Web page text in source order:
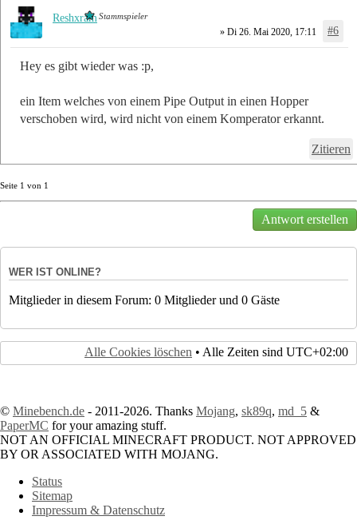
» Di 26. Mai 2020, 17:11 #6
Hey es gibt wieder was :p,
ein Item welches von einem Pipe Output in einen Hopper
verschoben wird, wird nicht von einem Komperator erkannt.
Zitieren
Reshxram Stammspieler
Seite 1 von 1
Antwort erstellen
WER IST ONLINE?
Mitglieder in diesem Forum: 0 Mitglieder und 0 Gäste
Alle Cookies löschen • Alle Zeiten sind UTC+02:00
© Minebench.de - 2011-2026. Thanks Mojang, sk89q, md_5 &
PaperMC for your amazing stuff.
NOT AN OFFICIAL MINECRAFT PRODUCT. NOT APPROVED
BY OR ASSOCIATED WITH MOJANG.
Status
Sitemap
Impressum & Datenschutz